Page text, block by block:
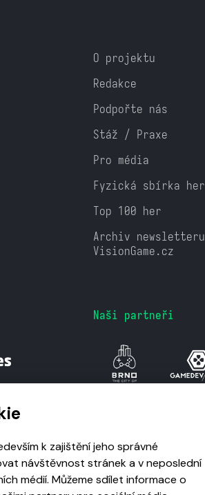
O projektu
Redakce
Podpořte nás
Stáž / Praxe
Pro média
Fyzická sbírka her
Top 100 her
Archiv newsletteru
VisionGame.cz
Naši partneři
k zajištění jeho správné
návštěvnost stránek a v neposlední
médií. Můžeme sdílet informace o